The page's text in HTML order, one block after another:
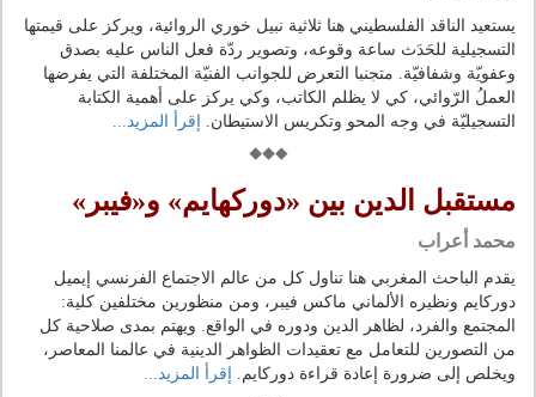
يستعيد الناقد الفلسطيني هنا ثلاثية نبيل خوري الروائية، ويركز على قيمتها
التسجيلية للحَدَث ساعة وقوعه، وتصوير ردّة فعل الناس عليه بصدق
وعفويّة وشفافيّة. متجنبا التعرض للجوانب الفنيّة المختلفة التي يفرضها
العملُ الرّوائي، كي لا يظلم الكاتب، وكي يركز على أهمية الكتابة
التسجيليّة في وجه المحو وتكريس الاستيطان.
إقرأ المزيد...
مستقبل الدين بين «دوركهايم» و«فيبر»
محمد أعراب
يقدم الباحث المغربي هنا تناول كل من عالم الاجتماع الفرنسي إيميل
دوركايم ونظيره الألماني ماكس فيبر، ومن منظورين مختلفين كلية:
المجتمع والفرد، لظاهر الدين ودوره في الواقع. ويهتم بمدى صلاحية كل
من التصورين للتعامل مع تعقيدات الظواهر الدينية في عالمنا المعاصر،
ويخلص إلى ضرورة إعادة قراءة دوركايم.
إقرأ المزيد...